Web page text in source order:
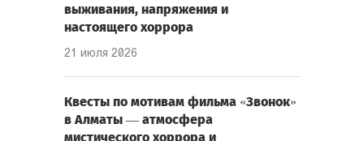
выживания, напряжения и
настоящего хоррора
21 июля 2026
Квесты по мотивам фильма «Звонок»
в Алматы — атмосфера
мистического хоррора и